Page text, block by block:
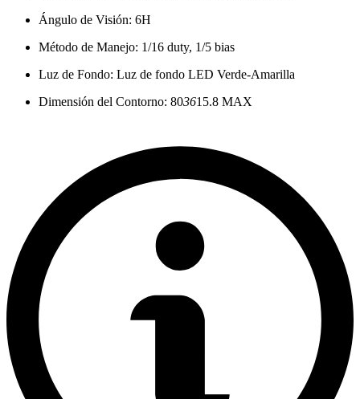
Ángulo de Visión: 6H
Método de Manejo: 1/16 duty, 1/5 bias
Luz de Fondo: Luz de fondo LED Verde-Amarilla
Dimensión del Contorno: 803615.8 MAX